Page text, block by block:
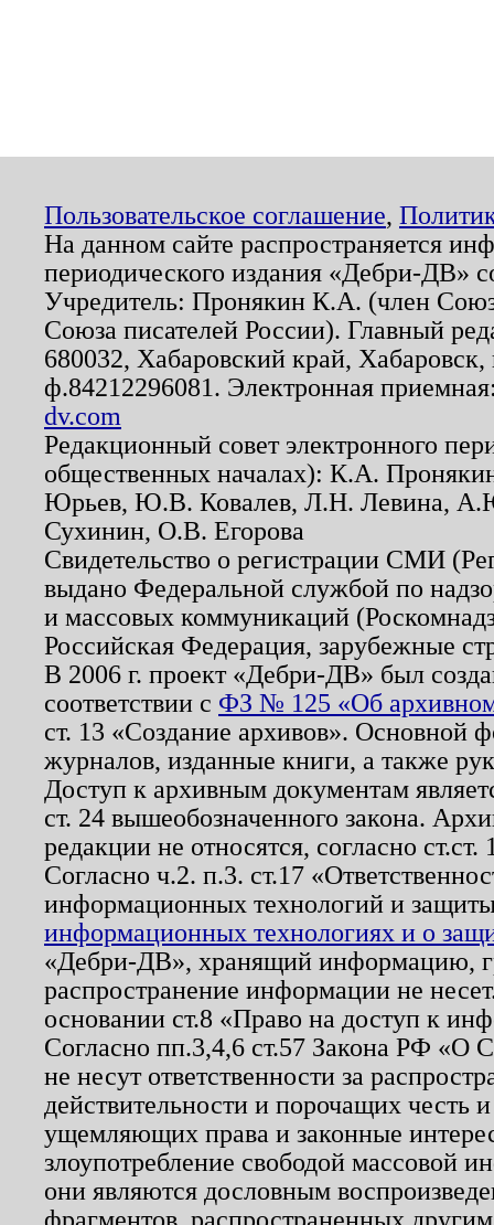
Пользовательское соглашение,
На данном сайте распространяется
периодического издания «Дебри-ДВ»
Учредитель: Пронякин К.А. (член
Союза писателей России). Главный
680032, Хабаровский край,
ф.84212296081. Электронная
dv.com
Редакционный совет электронного
общественных началах): К.А.
Юрьев, Ю.В. Ковалев, Л.Н. Левина,
Сухинин, О.В. Егорова
Свидетельство о регистрации СМИ
выдано Федеральной службой по
и массовых коммуникаций
Российская Федерация, зарубежные
В 2006 г. проект «Дебри-ДВ» был
соответствии с ФЗ № 125 «Об
ст. 13 «Создание архивов». Основной
журналов, изданные книги, а также
Доступ к архивным документам
ст. 24 вышеобозначенного закона.
редакции не относятся, согласно
Согласно ч.2. п.3. ст.17
информационных технологий и
информационных технологиях и о
«Дебри-ДВ», хранящий информацию,
распространение информации не
основании ст.8 «Право на доступ к
Согласно пп.3,4,6 ст.57 Закона РФ «О
не несут ответственности за
действительности и порочащих честь
ущемляющих права и законные
злоупотребление свободой массовой
они являются дословным
фрагментов, распространенных